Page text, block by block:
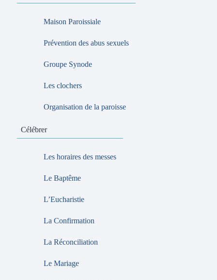
Maison Paroissiale
Prévention des abus sexuels
Groupe Synode
Les clochers
Organisation de la paroisse
Célébrer
Les horaires des messes
Le Baptême
L’Eucharistie
La Confirmation
La Réconciliation
Le Mariage